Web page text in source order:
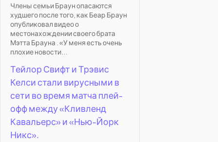
Члены семьи Браун опасаются
худшего после того, как Беар Браун
опубликовал видео о
местонахождении своего брата
Мэтта Брауна . «У меня есть очень
плохие новости...
Тейлор Свифт и Трэвис
Келси стали вирусными в
сети во время матча плей-
офф между «Кливленд
Кавальерс» и «Нью-Йорк
Никс».